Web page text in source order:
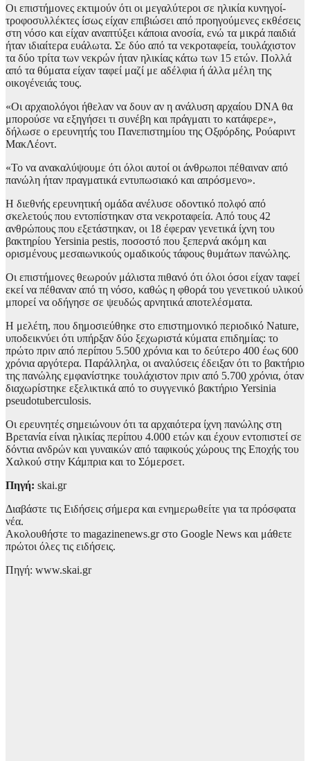
Οι επιστήμονες εκτιμούν ότι οι μεγαλύτεροι σε ηλικία κυνηγοί-
τροφοσυλλέκτες ίσως είχαν επιβιώσει από προηγούμενες εκθέσεις
στη νόσο και είχαν αναπτύξει κάποια ανοσία, ενώ τα μικρά παιδιά
ήταν ιδιαίτερα ευάλωτα. Σε δύο από τα νεκροταφεία, τουλάχιστον
τα δύο τρίτα των νεκρών ήταν ηλικίας κάτω των 15 ετών. Πολλά
από τα θύματα είχαν ταφεί μαζί με αδέλφια ή άλλα μέλη της
οικογένειάς τους.
«Οι αρχαιολόγοι ήθελαν να δουν αν η ανάλυση αρχαίου DNA θα
μπορούσε να εξηγήσει τι συνέβη και πράγματι το κατάφερε»,
δήλωσε ο ερευνητής του Πανεπιστημίου της Οξφόρδης, Ρούαριντ
ΜακΛέοντ.
«Το να ανακαλύψουμε ότι όλοι αυτοί οι άνθρωποι πέθαιναν από
πανώλη ήταν πραγματικά εντυπωσιακό και απρόσμενο».
Η διεθνής ερευνητική ομάδα ανέλυσε οδοντικό πολφό από
σκελετούς που εντοπίστηκαν στα νεκροταφεία. Από τους 42
ανθρώπους που εξετάστηκαν, οι 18 έφεραν γενετικά ίχνη του
βακτηρίου Yersinia pestis, ποσοστό που ξεπερνά ακόμη και
ορισμένους μεσαιωνικούς ομαδικούς τάφους θυμάτων πανώλης.
Οι επιστήμονες θεωρούν μάλιστα πιθανό ότι όλοι όσοι είχαν ταφεί
εκεί να πέθαναν από τη νόσο, καθώς η φθορά του γενετικού υλικού
μπορεί να οδήγησε σε ψευδώς αρνητικά αποτελέσματα.
Η μελέτη, που δημοσιεύθηκε στο επιστημονικό περιοδικό Nature,
υποδεικνύει ότι υπήρξαν δύο ξεχωριστά κύματα επιδημίας: το
πρώτο πριν από περίπου 5.500 χρόνια και το δεύτερο 400 έως 600
χρόνια αργότερα. Παράλληλα, οι αναλύσεις έδειξαν ότι το βακτήριο
της πανώλης εμφανίστηκε τουλάχιστον πριν από 5.700 χρόνια, όταν
διαχωρίστηκε εξελικτικά από το συγγενικό βακτήριο Yersinia
pseudotuberculosis.
Οι ερευνητές σημειώνουν ότι τα αρχαιότερα ίχνη πανώλης στη
Βρετανία είναι ηλικίας περίπου 4.000 ετών και έχουν εντοπιστεί σε
δόντια ανδρών και γυναικών από ταφικούς χώρους της Εποχής του
Χαλκού στην Κάμπρια και το Σόμερσετ.
Πηγή: skai.gr
Διαβάστε τις Ειδήσεις σήμερα και ενημερωθείτε για τα πρόσφατα
νέα.
Ακολουθήστε το magazinenews.gr στο Google News και μάθετε
πρώτοι όλες τις ειδήσεις.
Πηγή: www.skai.gr